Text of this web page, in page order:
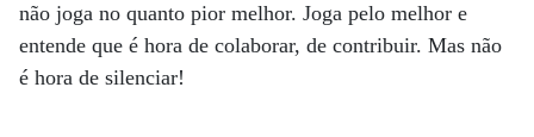
não joga no quanto pior melhor. Joga pelo melhor e
entende que é hora de colaborar, de contribuir. Mas não
é hora de silenciar!